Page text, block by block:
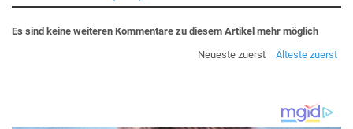
Es sind keine weiteren Kommentare zu diesem Artikel mehr möglich
Neueste zuerst
Älteste zuerst